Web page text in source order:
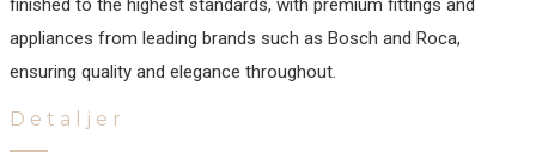
‌finished ‌to the ‌highest standards, with ‌premium ‌fittings ‌and
appliances ‌from ‌leading ‌brands such ‌as Bosch and ‌Roca,
‌ensuring ‌quality ‌and ‌elegance ‌throughout.
Detaljer